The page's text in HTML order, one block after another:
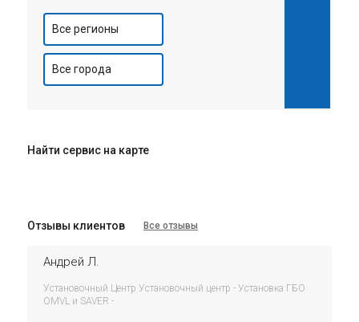
Все регионы
Все города
Найти сервис на карте
Отзывы клиентов Все отзывы
Андрей Л.
Установочный Центр Установочный центр - Установка ГБО
OMVL и SAVER -